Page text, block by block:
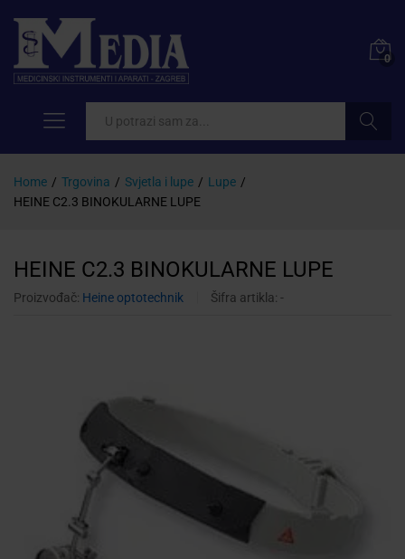
0
Home / Trgovina / Svjetla i lupe / Lupe /
HEINE C2.3 BINOKULARNE LUPE
HEINE C2.3 BINOKULARNE LUPE
Proizvođač: Heine optotechnik Šifra artikla: -